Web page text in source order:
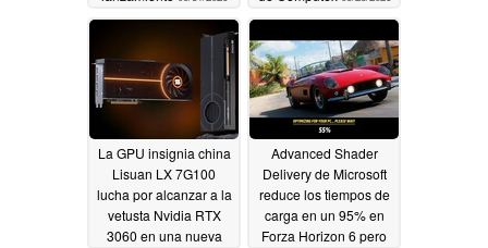
La GPU insignia china
Lisuan LX 7G100
lucha por alcanzar a la
vetusta Nvidia RTX
3060 en una nueva
Advanced Shader
Delivery de Microsoft
reduce los tiempos de
carga en un 95% en
Forza Horizon 6 pero